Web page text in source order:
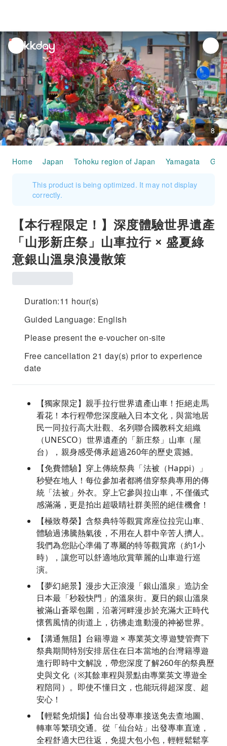
unread
notifications
8
Home Japan Tohoku region of Japan Yamagata
This product is being optimized. It may not display
correctly.
【本行程限定！】深度體驗世界遺產
「山形新庄祭」山車拉行 × 盛夏綠
意銀山溫泉浪漫散策
Duration:11 hour(s)
Guided Language: English
Please present the e-voucher on-site
Free cancellation 21 day(s) prior to experience
date
【獨家限定】親手拉行世界遺產山車！拒絕走馬
看花！本行程帶您深度融入日本文化，與當地居
民一同拉行高大壯觀、名列聯合國教科文組織
（UNESCO）世界遺產的「新庄祭」山車（屋
台），親身感受傳承超過260年的歷史震撼。
【免費體驗】穿上傳統祭典「法被（Happi）」
秒變在地人！每位參加者都將借穿祭典專用的傳
統「法被」外衣。穿上它參與拉山車，不僅儀式
感滿滿，更是拍出超吸睛社群美照的絕佳機會！
【極致尊榮】含祭典特等觀賞席座位拉完山車、
體驗過沸騰熱氣後，不用在人群中辛苦人擠人。
我們為您貼心準備了專屬的特等觀賞席（約1小
時），讓您可以舒適地欣賞華麗的山車遊行巡
演。
【夢幻絕景】漫步大正浪漫「銀山溫泉」造訪全
日本最「秒殺快門」的溫泉街。夏日的銀山溫泉
被滿山蒼翠包圍，沿著河畔漫步於充滿大正時代
懷舊風情的街道上，彷彿走進動漫的神祕世界。
【溝通無阻】台籍導遊 × 專業英文導遊雙管齊下
祭典期間特別安排居住在日本當地的台灣籍導遊
進行即時中文解說，帶您深度了解260年的祭典歷
史與文化（※其餘車程與景點由專業英文導遊全
程陪同）。即使不懂日文，也能玩得超深度、超
安心！
【輕鬆免煩惱】仙台出發專車接送免去查地圖、
轉車等繁瑣交通。從「仙台站」出發專車直達，
全程舒適大巴往返，免提大包小包，輕輕鬆鬆享